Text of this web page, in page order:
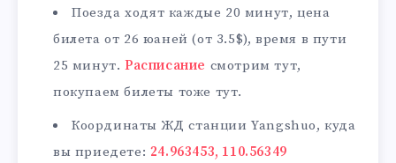
Поезда ходят каждые 20 минут, цена
билета от 26 юаней (от 3.5$), время в пути
25 минут. Расписание смотрим тут,
покупаем билеты тоже тут.
Координаты ЖД станции Yangshuo, куда
вы приедете: 24.963453, 110.56349